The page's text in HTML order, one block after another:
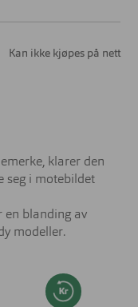
Kan ikke kjøpes på nett
klarer den
seg i motebildet
en blanding av
modeller.